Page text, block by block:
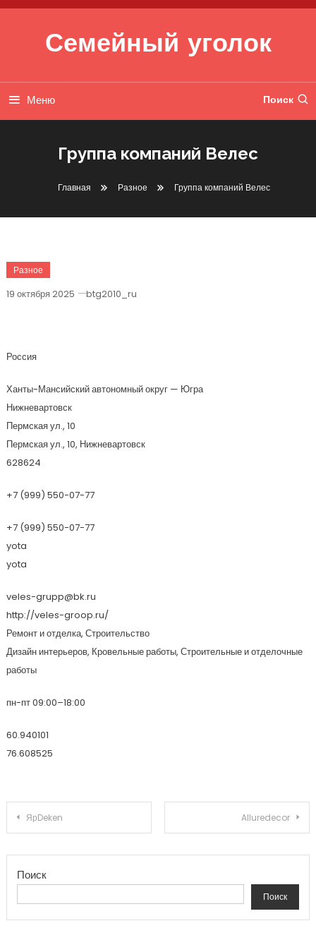
Перейти к содержимому
Семейный уголок
Меню Поиск
Группа компаний Велес
Главная Разное Группа компаний Велес
Разное
19 октября 2025 btg2010_ru
Россия
Ханты-Мансийский автономный округ — Югра
Нижневартовск
Пермская ул., 10
Пермская ул., 10, Нижневартовск
628624
+7 (999) 550-07-77
+7 (999) 550-07-77
yota
yota
veles-grupp@bk.ru
http://veles-groop.ru/
Ремонт и отделка, Строительство
Дизайн интерьеров, Кровельные работы, Строительные и отделочные
работы
пн-пт 09:00–18:00
60.940101
76.608525
Навигация по записям
ЯрDeken Alluredecor
Поиск
Поиск